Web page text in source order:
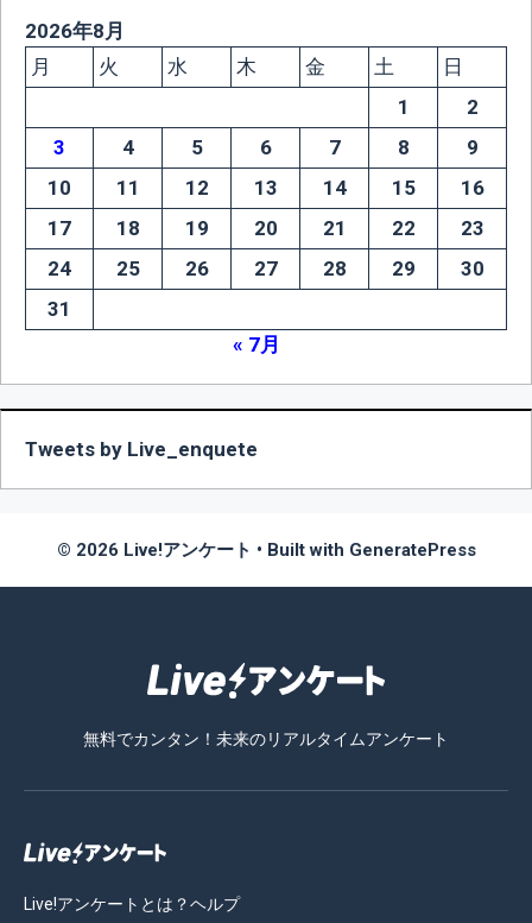
2026年8月
月
火 水 木 金 土
日
1
2
3
4 5 6 7 8
9
10
11 12 13 14 15
16
17
18 19 20 21 22
23
24
25 26 27 28 29
30
31
« 7月
Tweets by Live_enquete
© 2026 Live!アンケート • Built with GeneratePress
無料でカンタン！未来のリアルタイムアンケート
Live!アンケートとは？ヘルプ